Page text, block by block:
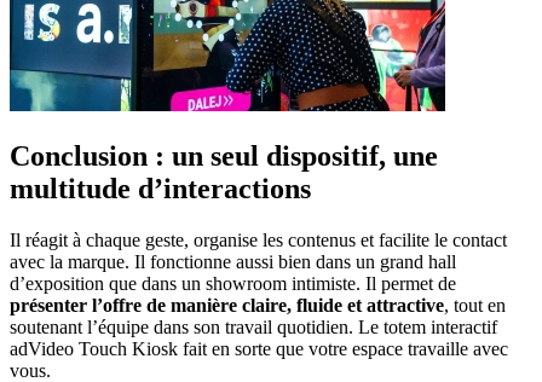
Conclusion : un seul dispositif, une
multitude d’interactions
Il réagit à chaque geste, organise les contenus et facilite le contact
avec la marque. Il fonctionne aussi bien dans un grand hall
d’exposition que dans un showroom intimiste. Il permet de
présenter l’offre de manière claire, fluide et attractive, tout en
soutenant l’équipe dans son travail quotidien. Le totem interactif
adVideo Touch Kiosk fait en sorte que votre espace travaille avec
vous.